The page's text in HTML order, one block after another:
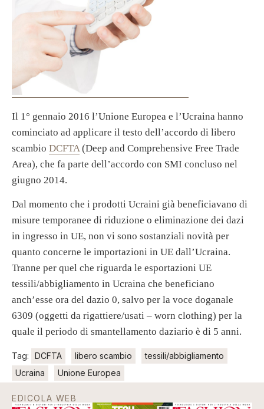
Il 1° gennaio 2016 l’Unione Europea e l’Ucraina hanno
cominciato ad applicare il testo dell’accordo di libero
scambio DCFTA(Deep and Comprehensive Free Trade
Area), che fa parte dell’accordo con SMI concluso nel
giugno 2014.
Dal momento che i prodotti Ucraini già beneficiavano di
misure temporanee di riduzione o eliminazione dei dazi
in ingresso in UE, non vi sono sostanziali novità per
quanto concerne le importazioni in UE dall’Ucraina.
Tranne per quel che riguarda le esportazioni UE
tessili/abbigliamento in Ucraina che beneficiano
anch’esse ora del dazio 0, salvo per la voce doganale
6309 (oggetti da rigattiere/usati – worn clothing) per la
quale il periodo di smantellamento daziario è di 5 anni.
Tag: DCFTA libero scambio
tessili/abbigliamento
Ucraina
Unione Europea
EDICOLA WEB